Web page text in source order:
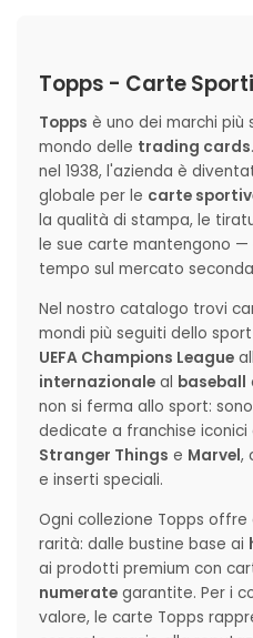
Topps - Carte
Topps è uno dei marchi più
mondo delle trading cards
nel 1938, l'azienda è
globale per le carte
la qualità di stampa, le
le sue carte mantengono
tempo sul mercato
Nel nostro catalogo trovi
mondi più seguiti dello
UEFA Champions League
internazionale al baseball
non si ferma allo sport:
dedicate a franchise iconici
Stranger Things e Marvel,
e inserti speciali.
Ogni collezione Topps
rarità: dalle bustine base ai
ai prodotti premium con
numerate garantite. Per i
valore, le carte Topps